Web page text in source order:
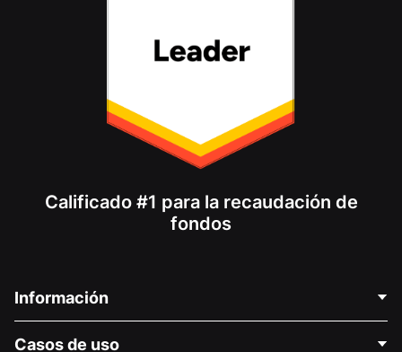
Calificado #1 para la recaudación de
fondos
Información
Casos de uso